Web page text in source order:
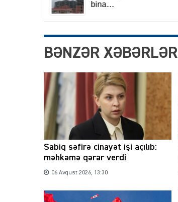
BƏNZƏR XƏBƏRLƏR
Sabiq səfirə cinayət işi açılıb:
məhkəmə qərar verdi
06 Avqust 2026, 13:30